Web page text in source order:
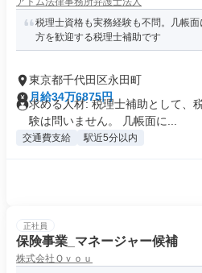
税理士資格も実務経験も不問。几帳
方を歓迎する税理士補助です
東京都千代田区永田町
月給34万6875円
求める人材: 税理士補助として、
験は問いません。 几帳面に...
交通費支給 駅近5分以内
正社員
保険事業_マネージャー候補
株式会社Ｑｖｏｕ